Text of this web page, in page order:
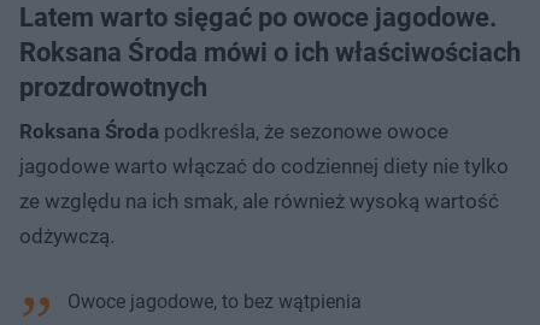
Latem warto sięgać po owoce jagodowe.
Roksana Środa mówi o ich właściwościach
prozdrowotnych
Roksana Środa podkreśla, że sezonowe owoce
jagodowe warto włączać do codziennej diety nie tylko
ze względu na ich smak, ale również wysoką wartość
odżywczą.
Owoce jagodowe, to bez wątpienia